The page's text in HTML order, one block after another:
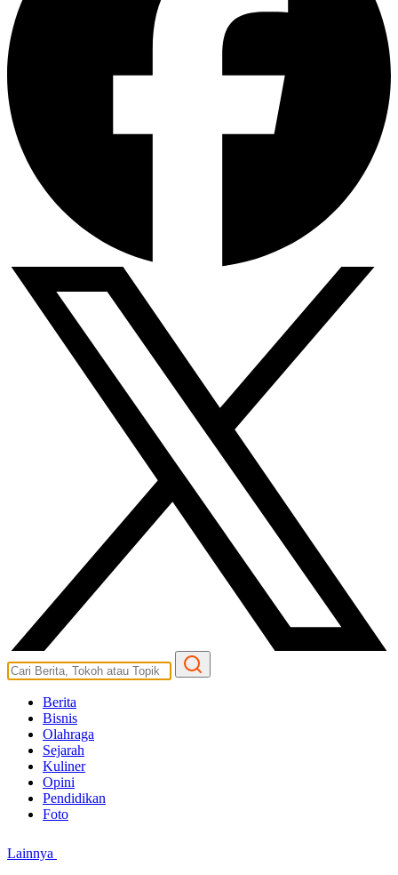
Berita
Bisnis
Olahraga
Sejarah
Kuliner
Opini
Pendidikan
Foto
Lainnya